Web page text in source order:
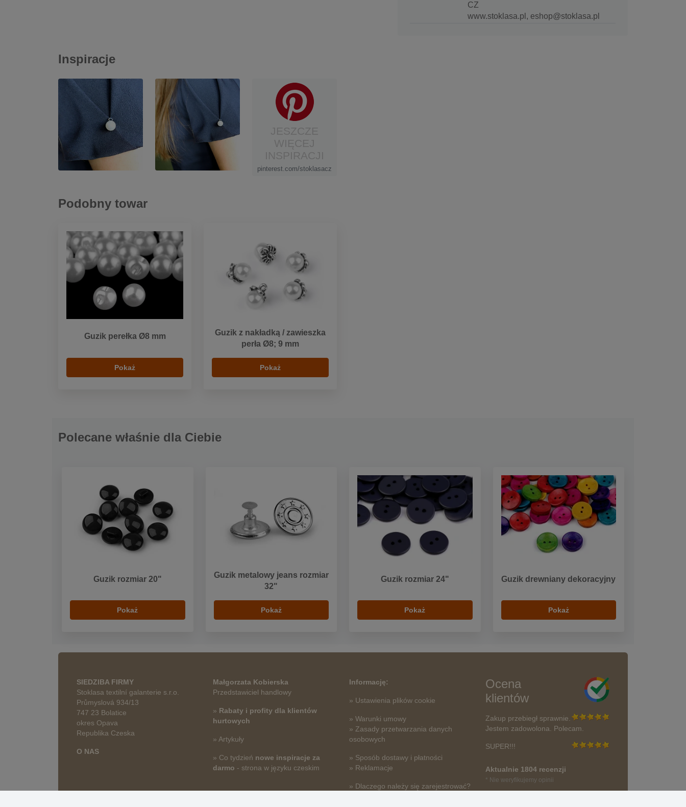
CZ
www.stoklasa.pl, eshop@stoklasa.pl
Inspiracje
pinterest.com/stoklasacz
Podobny towar
Guzik perełka Ø8 mm
Pokaż
Guzik z nakładką / zawieszka
perła Ø8; 9 mm
Pokaż
Polecane właśnie dla Ciebie
Guzik rozmiar 20"
Pokaż
Guzik metalowy jeans rozmiar
32"
Pokaż
Guzik rozmiar 24"
Pokaż
Guzik drewniany dekoracyjny
Pokaż
SIEDZIBA FIRMY
Stoklasa textilní galanterie s.r.o.
Průmyslová 934/13
747 23 Bolatice
okres Opava
Republika Czeska
O NAS
Małgorzata Kobierska
Przedstawiciel handlowy
» Rabaty i profity dla klientów
hurtowych
» Artykuły
» Co tydzień nowe inspiracje za
darmo - strona w języku czeskim
Informację:
» Ustawienia plików cookie
» Warunki umowy
» Zasady przetwarzania danych
osobowych
» Sposób dostawy i płatności
» Reklamacje
» Dlaczego należy się zarejestrować?
Ocena
klientów
Zakup przebiegł sprawnie.
Jestem zadowolona. Polecam.
SUPER!!!
Aktualnie 1804 recenzji
* Nie weryfikujemy opinii